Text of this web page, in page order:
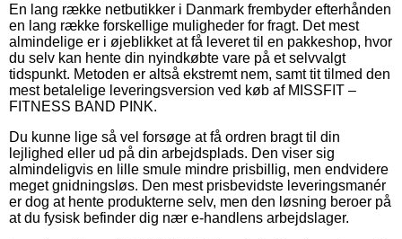
En lang række netbutikker i Danmark frembyder efterhånden
en lang række forskellige muligheder for fragt. Det mest
almindelige er i øjeblikket at få leveret til en pakkeshop, hvor
du selv kan hente din nyindkøbte vare på et selvvalgt
tidspunkt. Metoden er altså ekstremt nem, samt tit tilmed den
mest betalelige leveringsversion ved køb af MISSFIT –
FITNESS BAND PINK.
Du kunne lige så vel forsøge at få ordren bragt til din
lejlighed eller ud på din arbejdsplads. Den viser sig
almindeligvis en lille smule mindre prisbillig, men endvidere
meget gnidningsløs. Den mest prisbevidste leveringsmanér
er dog at hente produkterne selv, men den løsning beroer på
at du fysisk befinder dig nær e-handlens arbejdslager.